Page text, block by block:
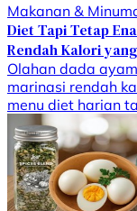
Makanan &
Diet Tapi Tetap
Rendah Kalori
Olahan dada
marinasi rendah
menu diet harian